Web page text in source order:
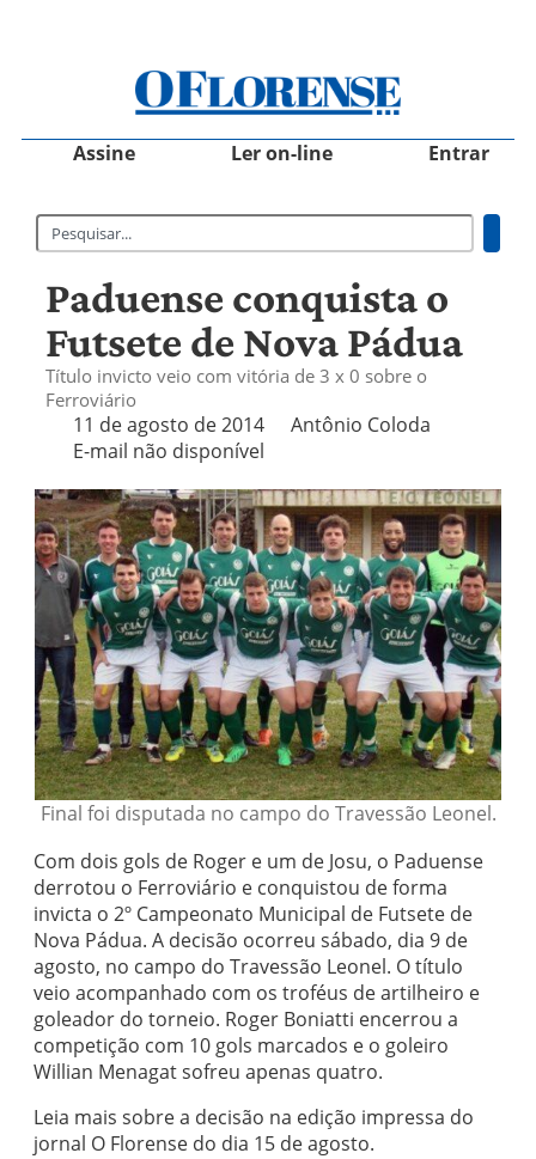
Assine Ler on-line Entrar
Paduense conquista o
Futsete de Nova Pádua
Título invicto veio com vitória de 3 x 0 sobre o
Ferroviário
11 de agosto de 2014
Antônio Coloda
E-mail não disponível
Final foi disputada no campo do Travessão Leonel.
Com dois gols de Roger e um de Josu, o Paduense
derrotou o Ferroviário e conquistou de forma
invicta o 2º Campeonato Municipal de Futsete de
Nova Pádua. A decisão ocorreu sábado, dia 9 de
agosto, no campo do Travessão Leonel. O título
veio acompanhado com os troféus de artilheiro e
goleador do torneio. Roger Boniatti encerrou a
competição com 10 gols marcados e o goleiro
Willian Menagat sofreu apenas quatro.
Leia mais sobre a decisão na edição impressa do
jornal O Florense do dia 15 de agosto.